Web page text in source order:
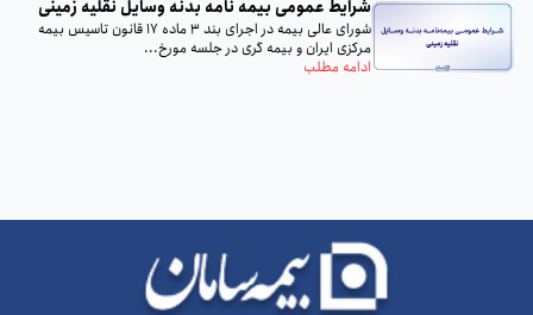
شرایط عمومی بیمه‌ نامه بدنه وسایل نقلیه زمینی
شورای عالی بیمه در اجرای بند 3 ماده 17 قانون تاسیس بیمه
مرکزی ایران و بیمه گری در جلسه مورخ...
ادامه مطلب